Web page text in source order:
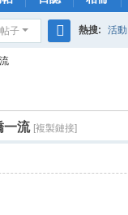
帖子 熱搜: 活動
一流 [複製鏈接]